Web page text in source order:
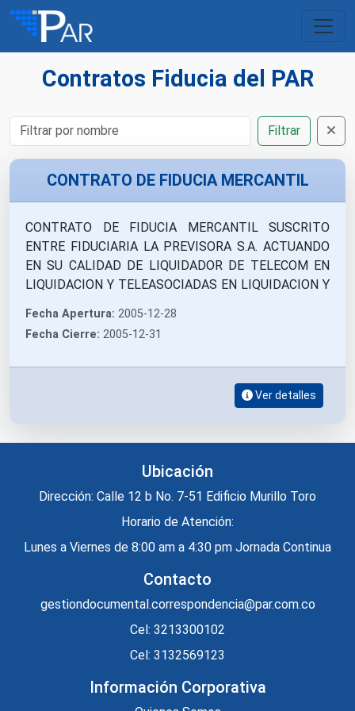
Contratos Fiducia del PAR
Filtrar
CONTRATO DE FIDUCIA MERCANTIL
CONTRATO DE FIDUCIA MERCANTIL SUSCRITO
ENTRE FIDUCIARIA LA PREVISORA S.A. ACTUANDO
EN SU CALIDAD DE LIQUIDADOR DE TELECOM EN
LIQUIDACION Y TELEASOCIADAS EN LIQUIDACION Y
CONFORMADO POR FIDUAGRARIA SA. Y FIDUCIARIA
POPULAR S A. PARA LA CONSTITUCION DEL
TELECOM Y TELEASOCIADAS EN LIQUIDACION PAR.
Fecha Apertura: 2005-12-28
Fecha Cierre: 2005-12-31
Ver detalles
Ubicación
Dirección: Calle 12 b No. 7-51 Edificio Murillo Toro
Horario de Atención:
Lunes a Viernes de 8:00 am a 4:30 pm Jornada Continua
Contacto
gestiondocumental.correspondencia@par.com.co
Cel: 3213300102
Cel: 3132569123
Información Corporativa